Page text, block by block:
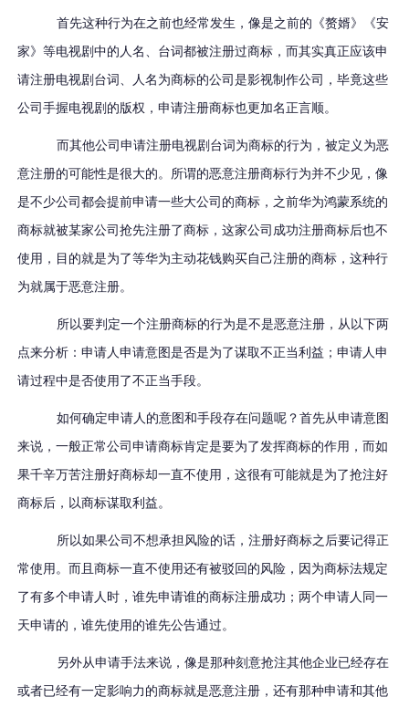
首先这种行为在之前也经常发生，像是之前的《赘婿》《安
家》等电视剧中的人名、台词都被注册过商标，而其实真正应该申
请注册电视剧台词、人名为商标的公司是影视制作公司，毕竟这些
公司手握电视剧的版权，申请注册商标也更加名正言顺。
而其他公司申请注册电视剧台词为商标的行为，被定义为恶
意注册的可能性是很大的。所谓的恶意注册商标行为并不少见，像
是不少公司都会提前申请一些大公司的商标，之前华为鸿蒙系统的
商标就被某家公司抢先注册了商标，这家公司成功注册商标后也不
使用，目的就是为了等华为主动花钱购买自己注册的商标，这种行
为就属于恶意注册。
所以要判定一个注册商标的行为是不是恶意注册，从以下两
点来分析：申请人申请意图是否是为了谋取不正当利益；申请人申
请过程中是否使用了不正当手段。
如何确定申请人的意图和手段存在问题呢？首先从申请意图
来说，一般正常公司申请商标肯定是要为了发挥商标的作用，而如
果千辛万苦注册好商标却一直不使用，这很有可能就是为了抢注好
商标后，以商标谋取利益。
所以如果公司不想承担风险的话，注册好商标之后要记得正
常使用。而且商标一直不使用还有被驳回的风险，因为商标法规定
了有多个申请人时，谁先申请谁的商标注册成功；两个申请人同一
天申请的，谁先使用的谁先公告通过。
另外从申请手法来说，像是那种刻意抢注其他企业已经存在
或者已经有一定影响力的商标就是恶意注册，还有那种申请和其他